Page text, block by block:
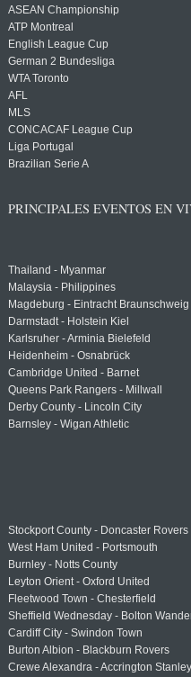
ASEAN Championship
ATP Montreal
English League Cup
German 2 Bundesliga
WTA Toronto
AFL
MLS
CONCACAF League Cup
Liga Portugal
Brazilian Serie A
PRINCIPALES EVENTOS EN
Thailand - Myanmar
Malaysia - Philippines
Magdeburg - Eintracht Braunschweig
Darmstadt - Holstein Kiel
Karlsruher - Arminia Bielefeld
Heidenheim - Osnabrück
Cambridge United - Barnet
Queens Park Rangers - Millwall
Derby County - Lincoln City
Barnsley - Wigan Athletic
Stockport County - Doncaster Rovers
West Ham United - Portsmouth
Burnley - Notts County
Leyton Orient - Oxford United
Fleetwood Town - Chesterfield
Sheffield Wednesday - Bolton
Cardiff City - Swindon Town
Burton Albion - Blackburn Rovers
Crewe Alexandra - Accrington Stanley